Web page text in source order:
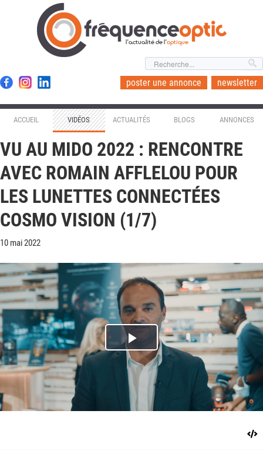
l'actualité de l'optique
poster une annonce newsletter
ACCUEIL VIDÉOS ACTUALITÉS BLOGS ANNONCES
VU AU MIDO 2022 : RENCONTRE
AVEC ROMAIN AFFLELOU POUR
LES LUNETTES CONNECTÉES
COSMO VISION (1/7)
10 mai 2022
Play
Video